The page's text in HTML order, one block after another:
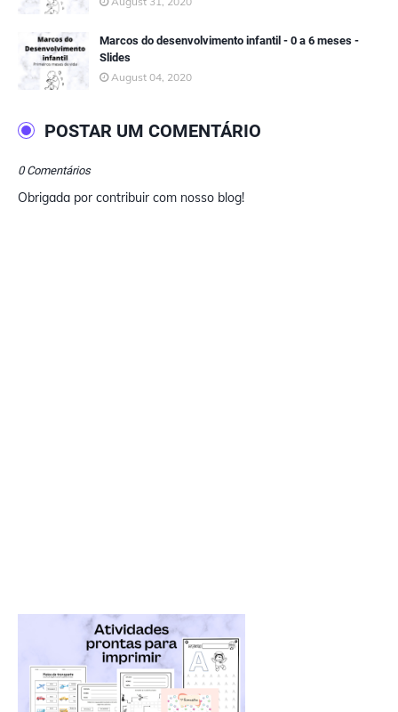
Marcos do desenvolvimento infantil - 0 a 6 meses -
Slides
August 04, 2020
POSTAR UM COMENTÁRIO
0 Comentários
Obrigada por contribuir com nosso blog!